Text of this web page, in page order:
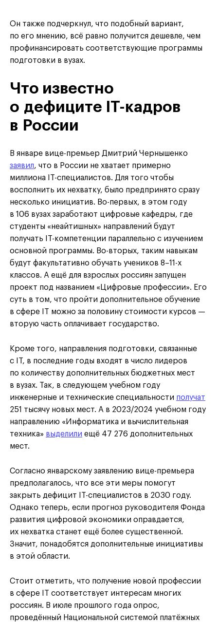
Он также подчеркнул, что подобный вариант,
по его мнению, всё равно получится дешевле, чем
профинансировать соответствующие программы
подготовки в вузах.
Что известно
о дефиците IT-кадров
в России
В январе вице-премьер Дмитрий Чернышенко
заявил, что в России не хватает примерно
миллиона IT-специалистов. Для того чтобы
восполнить их нехватку, было предпринято сразу
несколько инициатив. Во-первых, в этом году
в 106 вузах заработают цифровые кафедры, где
студенты «неайтишных» направлений будут
получать IT-компетенции параллельно с изучением
основной программы. Во-вторых, таким навыкам
будут факультативно обучать учеников 8–11-х
классов. А ещё для взрослых россиян запущен
проект под названием «Цифровые профессии». Его
суть в том, что пройти дополнительное обучение
в сфере IT можно за половину стоимости курсов —
вторую часть оплачивает государство.
Кроме того, направления подготовки, связанные
с IT, в последние годы входят в число лидеров
по количеству дополнительных бюджетных мест
в вузах. Так, в следующем учебном году
инженерные и технические специальности получат
251 тысячу новых мест. А в 2023/2024 учебном году
направлению «Информатика и вычислительная
техника» выделили ещё 47 276 дополнительных
мест.
Согласно январскому заявлению вице-премьера
предполагалось, что все эти меры помогут
закрыть дефицит IT-специалистов в 2030 году.
Однако теперь, если прогноз руководителя Фонда
развития цифровой экономики оправдается,
их нехватка станет ещё более существенной.
Значит, понадобятся дополнительные инициативы
в этой области.
Стоит отметить, что получение новой профессии
в сфере IT соответствует интересам многих
россиян. В июле прошлого года опрос,
проведённый Национальной системой платёжных